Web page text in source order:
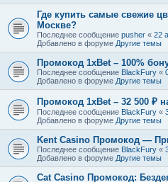
Где купить самые свежие
Москве?
Последнее сообщение pusher « 22
Добавлено в форуме Другие темы
Промокод 1xBet – 100%
Последнее сообщение BlackFury «
Добавлено в форуме Другие темы
Промокод 1xBet – 32 500 ₽
Последнее сообщение BlackFury «
Добавлено в форуме Другие темы
Kent Casino Промокод —
Последнее сообщение BlackFury «
Добавлено в форуме Другие темы
Cat Casino Промокод: